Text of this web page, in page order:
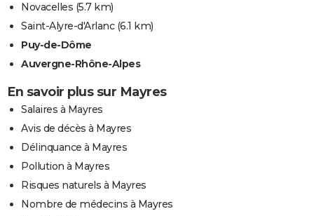
Novacelles (5.7 km)
Saint-Alyre-d'Arlanc(6.1 km)
Puy-de-Dôme
Auvergne-Rhône-Alpes
En savoir plus sur Mayres
Salaires à Mayres
Avis de décès à Mayres
Délinquance à Mayres
Pollution à Mayres
Risques naturels à Mayres
Nombre de médecins à Mayres